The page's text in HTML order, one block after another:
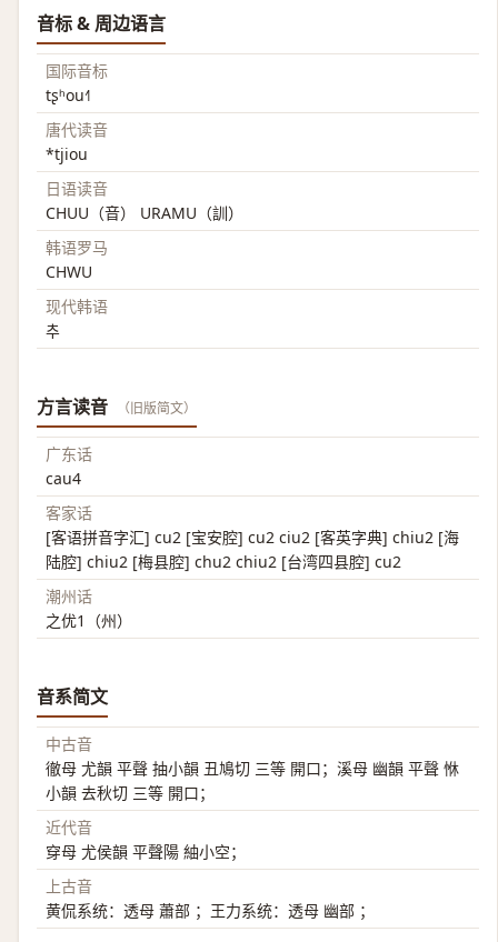
音标 & 周边语言
国际音标
tʂʰou˧˥
唐代读音
*tjiou
日语读音
CHUU（音） URAMU（訓）
韩语罗马
CHWU
现代韩语
추
方言读音 （旧版简文）
广东话
cau4
客家话
[客语拼音字汇] cu2 [宝安腔] cu2 ciu2 [客英字典] chiu2 [海
陆腔] chiu2 [梅县腔] chu2 chiu2 [台湾四县腔] cu2
潮州话
之优1（州）
音系简文
中古音
徹母 尤韻 平聲 抽小韻 丑鳩切 三等 開口；溪母 幽韻 平聲 恘
小韻 去秋切 三等 開口；
近代音
穿母 尤侯韻 平聲陽 紬小空；
上古音
黄侃系统：透母 蕭部 ；王力系统：透母 幽部 ；